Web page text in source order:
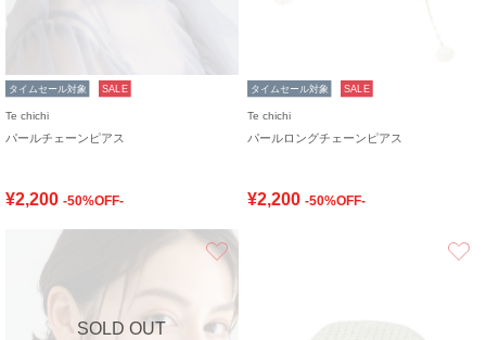
タイムセール対象 SALE
Te chichi
パールチェーンピアス
¥2,200 -50%OFF-
タイムセール対象 SALE
Te chichi
パールロングチェーンピアス
¥2,200 -50%OFF-
SOLD OUT
お気に入り